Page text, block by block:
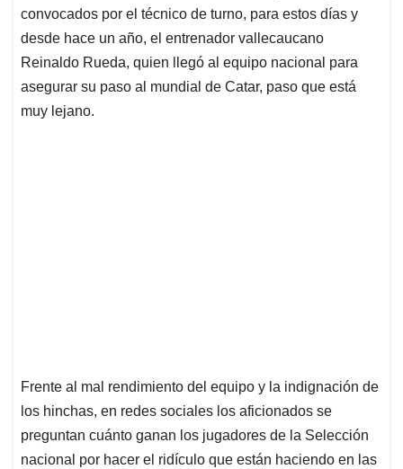
p
k
n
convocados por el técnico de turno, para estos días y
desde hace un año, el entrenador vallecaucano
Reinaldo Rueda, quien llegó al equipo nacional para
asegurar su paso al mundial de Catar, paso que está
muy lejano.
Frente al mal rendimiento del equipo y la indignación de
los hinchas, en redes sociales los aficionados se
preguntan cuánto ganan los jugadores de la Selección
nacional por hacer el ridículo que están haciendo en las